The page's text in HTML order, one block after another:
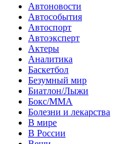
Автоновости
Автособытия
Автоспорт
Автоэксперт
Актеры
Аналитика
Баскетбол
Безумный мир
Биатлон/Лыжи
Бокс/MMA
Болезни и лекарства
В мире
В России